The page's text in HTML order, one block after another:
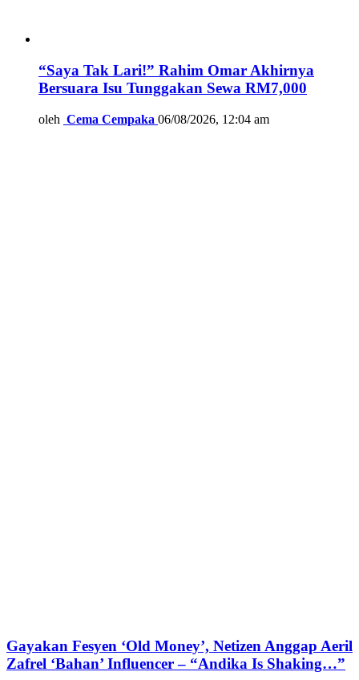
“Saya Tak Lari!” Rahim Omar Akhirnya
Bersuara Isu Tunggakan Sewa RM7,000
oleh Cema Cempaka 06/08/2026, 12:04 am
Gayakan Fesyen ‘Old Money’, Netizen Anggap Aeril
Zafrel ‘Bahan’ Influencer – “Andika Is Shaking…”